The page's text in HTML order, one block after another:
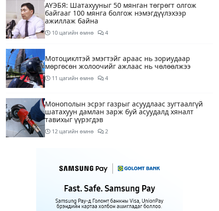
АҮЭБЯ: Шатахууныг 50 мянган төгрөгт олгож
байгааг 100 мянга болгож нэмэгдүүлэхээр
ажиллаж байна
10 цагийн өмнө 4
Мотоциклтэй эмэгтэйг араас нь зориудаар
мөргөсөн жолоочийг ажлаас нь чөлөөлжээ
11 цагийн өмнө 4
Монополын эсрэг газрыг асуудлаас зугтаалгүй
шатахуун дамлан зарж буй асуудалд хяналт
тавихыг үүрэгдэв
12 цагийн өмнө 2
настай охиныг 7 дахь өдрөө хайж байна
АҮЭБЯ: Тэгш, сондгойг мөрдөөгүй 7 ШТС-д